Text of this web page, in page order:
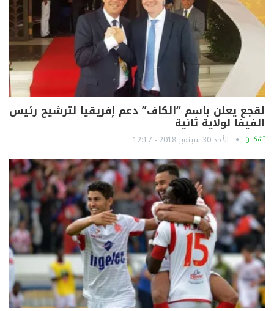
لقجع يعلن باسم “الكاف” دعم إفريقيا لترشيح رئيس
الفيفا لولاية ثانية
آشكاين الأحد 30 سبتمبر 2018 - 12:17